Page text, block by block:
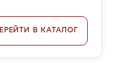
В КАТАЛОГ